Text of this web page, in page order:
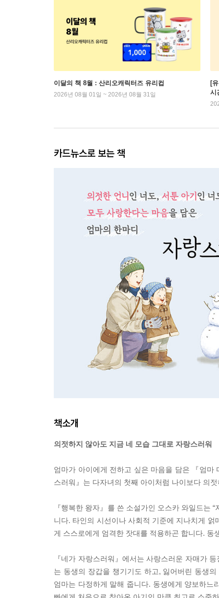
이달의 책 8월 : 산리오캐릭터즈 유리컵
2026년 08월 01일 ~ 2026년 08월 31일
[
시
카드뉴스로 보는 책
책소개
의젓하지 않아도 지금 네 모습 그대로 자랑스러워
엄마가 아이에게 전하고 싶은 마음을 담은 『엄
스러워』는 다자녀의 첫째 아이처럼 나이보다 의
『행복한 왕자』를 쓴 소설가인 오스카 와일드는
니다. 타인의 시선이나 사회적 기준에 지나치게
게 스스로에게 엄격한 잣대를 적용하곤 합니다.
『네가 자랑스러워』에서는 사랑스러운 자매가
는 동생의 장갑을 챙기기도 하고, 잃어버린 동생
엄마는 다정하게 말해 줍니다. 동생에게 양보하